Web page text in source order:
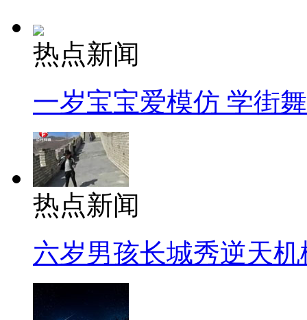
热点新闻
一岁宝宝爱模仿 学街
热点新闻
六岁男孩长城秀逆天机